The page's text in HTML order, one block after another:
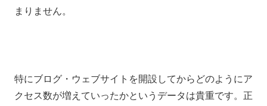
まりません。
特にブログ・ウェブサイトを開設してからどのようにア
クセス数が増えていったかというデータは貴重です。正